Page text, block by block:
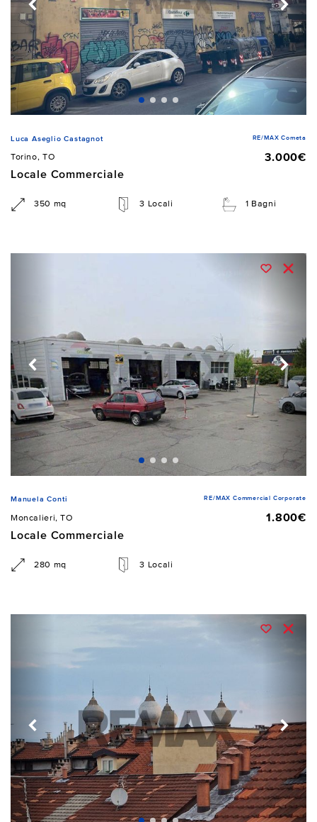
Luca Aseglio Castagnot RE/MAX Cometa
Torino, TO
3.000€
Locale Commerciale
350 mq 3 Locali 1 Bagni
Manuela Conti RE/MAX Commercial Corporate
Moncalieri, TO
1.800€
Locale Commerciale
280 mq 3 Locali